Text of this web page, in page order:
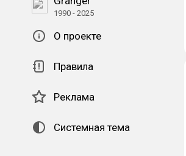
1990 - 2025
О проекте
Правила
Реклама
Системная тема